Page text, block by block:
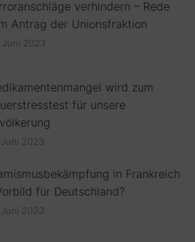
verhindern – Rede
Antrag der Unionsfraktion
Juni 2023
wird zum
für unsere
Juni 2023
in Frankreich
für Deutschland?
Juni 2023